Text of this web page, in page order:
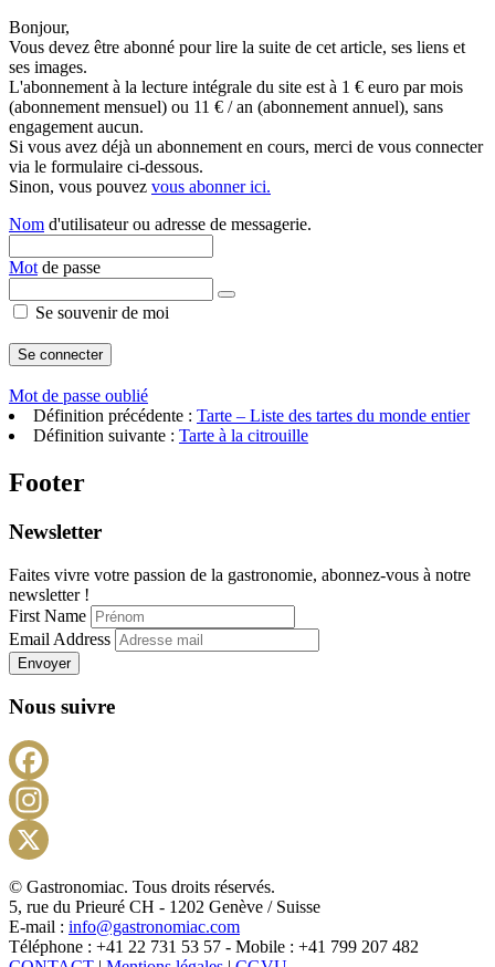
Bonjour,
Vous devez être abonné pour lire la suite de cet article, ses liens et
ses images.
L'abonnement à la lecture intégrale du site est à 1 € euro par mois
(abonnement mensuel) ou 11 € / an (abonnement annuel), sans
engagement aucun.
Si vous avez déjà un abonnement en cours, merci de vous connecter
via le formulaire ci-dessous.
Sinon, vous pouvez vous abonner ici.
Nom d'utilisateur ou adresse de messagerie.
Mot de passe
Se souvenir de moi
Mot de passe oublié
Définition précédente : Tarte – Liste des tartes du monde entier
Définition suivante : Tarte à la citrouille
Footer
Newsletter
Faites vivre votre passion de la gastronomie, abonnez-vous à notre
newsletter !
First Name
Email Address
Envoyer
Nous suivre
X
© Gastronomiac. Tous droits réservés.
5, rue du Prieuré CH - 1202 Genève / Suisse
E-mail : info@gastronomiac.com
Téléphone : +41 22 731 53 57 - Mobile : +41 799 207 482